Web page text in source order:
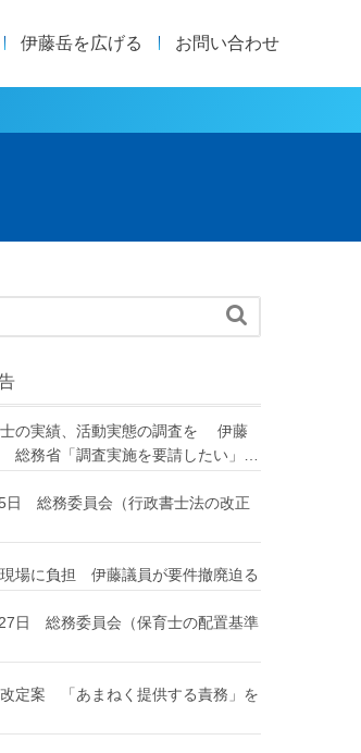
伊藤岳を広げる お問い合わせ

の実績、活動実態の調査を 伊藤
総務省「調査実施を要請したい」
日 総務委員会（行政書士法の改正
場に負担 伊藤議員が要件撤廃迫る
日 総務委員会（保育士の配置基準
改定案 「あまねく提供する責務」を